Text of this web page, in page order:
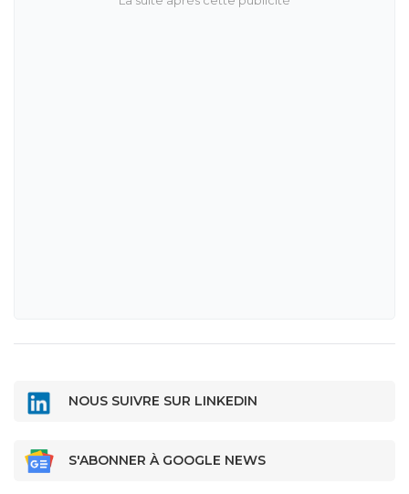
NOUS SUIVRE SUR LINKEDIN
S'ABONNER À GOOGLE NEWS